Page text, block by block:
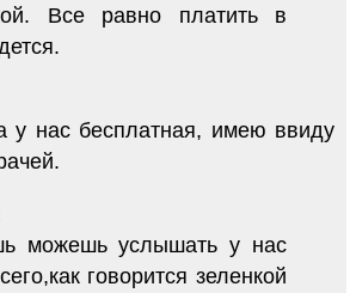
Все равно платить в
у нас бесплатная, имею ввиду
можешь услышать у нас
говорится зеленкой